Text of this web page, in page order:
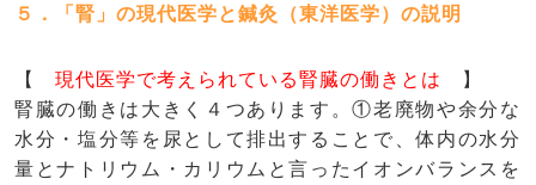
５．「腎」の現代医学と鍼灸（東洋医学）の説明
【 現代医学で考えられている腎臓の働きとは
】
腎臓の働きは大きく４つあります。①老廃物や余分な
水分・塩分等を尿として排出することで、体内の水分
量とナトリウム・カリウムと言ったイオンバランスを